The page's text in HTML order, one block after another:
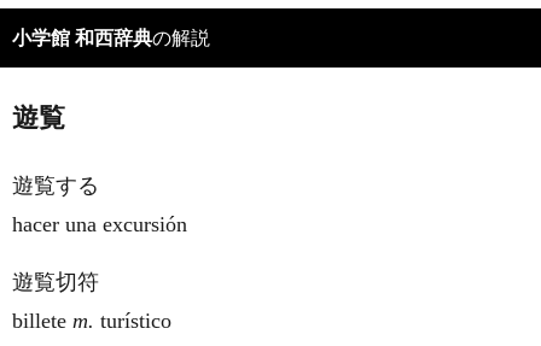
小学館 和西辞典の解説
遊覧
遊覧する
hacer una excursión
遊覧切符
billete m. turístico